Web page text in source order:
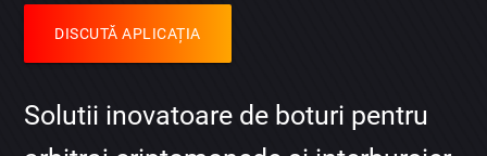
DISCUTĂ APLICAȚIA
Solutii inovatoare de boturi pentru